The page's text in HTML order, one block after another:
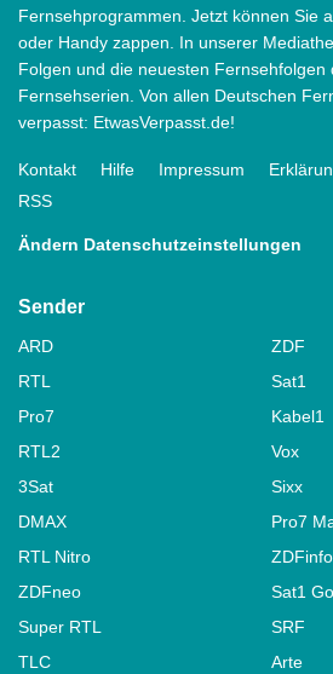
Fernsehprogrammen. Jetzt können Sie
oder Handy zappen. In unserer
Folgen und die neuesten Fernsehfolgen
Fernsehserien. Von allen Deutschen
verpasst: EtwasVerpasst.de!
Kontakt Hilfe Impressum
RSS
Ändern Datenschutzeinstellungen
Sender
ARD
ZDF
RTL
Sat1
Pro7
Kabel1
RTL2
Vox
3Sat
Sixx
DMAX
Pro7
RTL Nitro
ZDFinfo
ZDFneo
Sat1
Super RTL
SRF
TLC
Arte